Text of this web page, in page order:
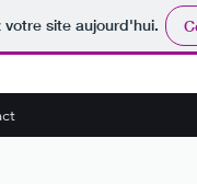
votre site aujourd'hui.